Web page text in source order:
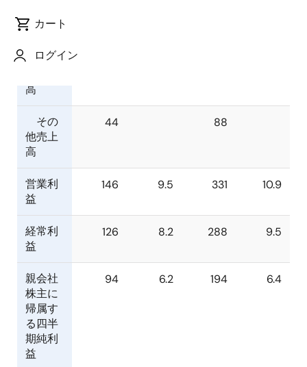
カート
ログイン
売上高
半導
高
その
他売上
高
44 88
営業利
益
146 9.5 331 10.9
経常利
益
126 8.2 288 9.5
親会社
株主に
帰属す
る四半
期純利
益
94 6.2 194 6.4